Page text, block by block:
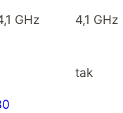
GHz 4,1 GHz
tak